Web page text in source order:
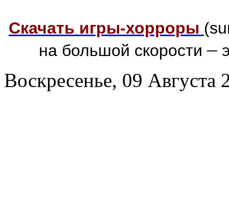
Скачать игры-хорроры
на большой скорости–
Воскресенье, 09 Августа